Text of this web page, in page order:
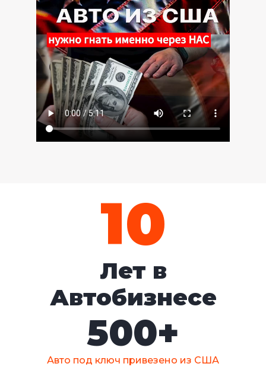
10
Лет в
Автобизнесе
Авто под ключ привезено из США
500+